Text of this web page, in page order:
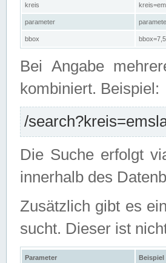
kreis
parameter
bbox
Bei Angabe
kombiniert. Beispiel:
/
Die Suche erfolgt
innerhalb des
Zusätzlich gibt es
sucht. Dieser ist
Parameter Beispiel